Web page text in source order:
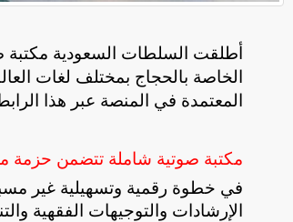
أطلقت السلطات السعودية مكتبة
الخاصة بالحجاج بمختلف لغات
المعتمدة في المنصة عبر هذا
مكتبة صوتية شاملة تتضمن حزمة
في خطوة رقمية وتسهيلية غير
الإرشادات والتوجيهات الفقهية